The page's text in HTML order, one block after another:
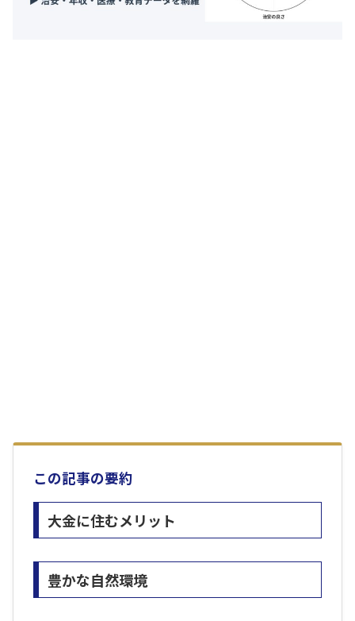
この記事の要約
大金に住むメリット
豊かな自然環境